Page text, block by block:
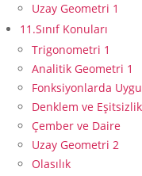
Uzay Geometri 1
11.Sınıf Konuları
Trigonometri 1
Analitik Geometri 1
Fonksiyonlarda
Denklem ve
Çember ve Daire
Uzay Geometri 2
Olasılık